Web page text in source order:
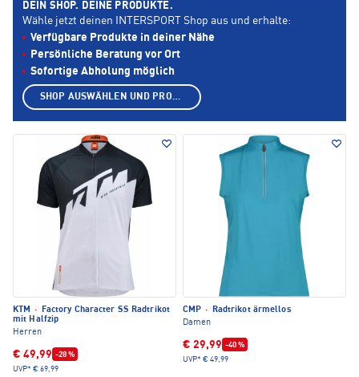
KTM ·
Factory Character SS Radtrikot
mit Halfzip
Herren
€ 49,99 -28 %
UVP* € 69,99
CMP ·
Radtrikot ärmellos
Damen
€ 29,99 -40 %
UVP* € 49,99
DEIN SHOP. DEINE PRODUKTE.
Wähle jetzt deinen INTERSPORT Shop aus und erhalte:
Verfügbare Produkte in deiner Nähe
Persönliche Beratung vor Ort
Sofortige Abholung möglich
SHOP AUSWÄHLEN UND PRODUKTE ANZEIGEN